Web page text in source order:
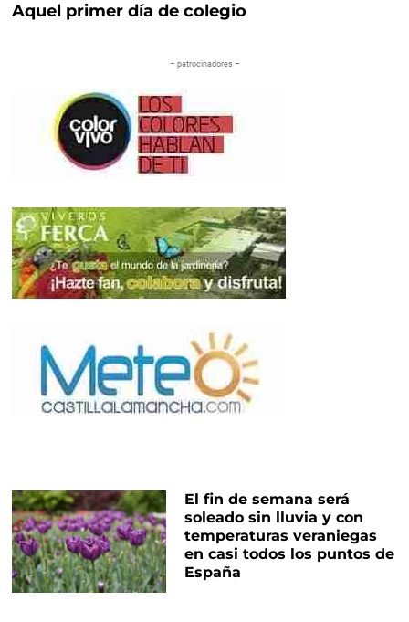
Aquel primer día de colegio
– patrocinadores –
El fin de semana será
soleado sin lluvia y con
temperaturas veraniegas
en casi todos los puntos de
España